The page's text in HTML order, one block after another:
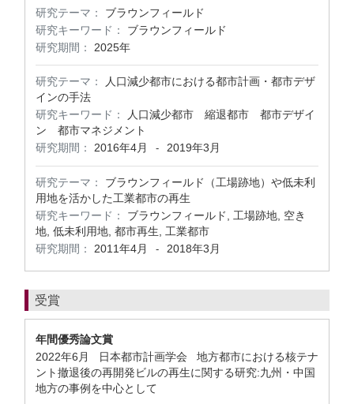
研究テーマ：
ブラウンフィールド
研究キーワード：
ブラウンフィールド
研究期間：
2025年
研究テーマ：
人口減少都市における都市計画・都市デザ
インの手法
研究キーワード：
人口減少都市 縮退都市 都市デザイ
ン 都市マネジメント
研究期間：
2016年4月 - 2019年3月
研究テーマ：
ブラウンフィールド（工場跡地）や低未利
用地を活かした工業都市の再生
研究キーワード：
ブラウンフィールド, 工場跡地, 空き
地, 低未利用地, 都市再生, 工業都市
研究期間：
2011年4月 - 2018年3月
受賞
年間優秀論文賞
2022年6月 日本都市計画学会 地方都市における核テナ
ント撤退後の再開発ビルの再生に関する研究:九州・中国
地方の事例を中心として